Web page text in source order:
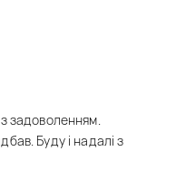
задоволенням.
Буду і надалі з